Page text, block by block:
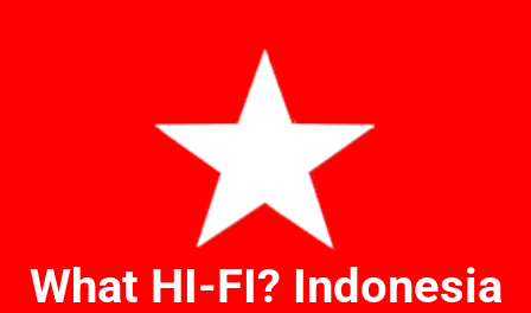
What HI-FI? Indonesia